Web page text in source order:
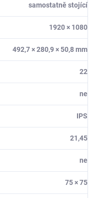
samostatně stojící
1920 × 1080
492,7 × 280,9 × 50,8 mm
22
ne
IPS
21,45
ne
75 × 75